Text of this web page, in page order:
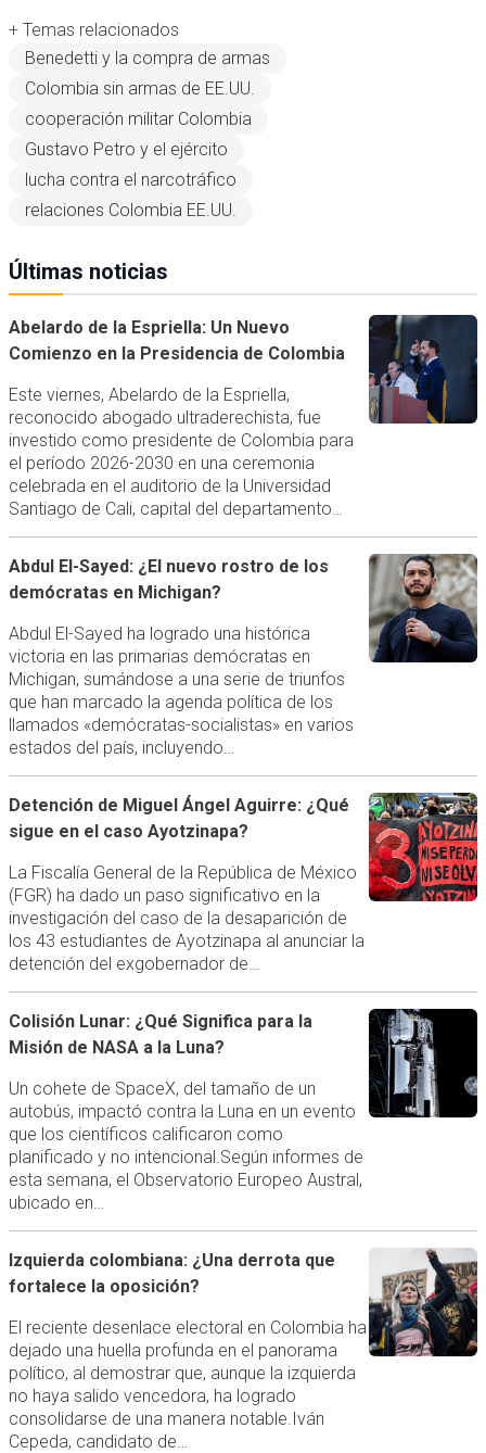
+ Temas relacionados
Benedetti y la compra de armas
Colombia sin armas de EE.UU.
cooperación militar Colombia
Gustavo Petro y el ejército
lucha contra el narcotráfico
relaciones Colombia EE.UU.
Últimas noticias
Abelardo de la Espriella: Un Nuevo
Comienzo en la Presidencia de Colombia
Este viernes, Abelardo de la Espriella,
reconocido abogado ultraderechista, fue
investido como presidente de Colombia para
el período 2026-2030 en una ceremonia
celebrada en el auditorio de la Universidad
Santiago de Cali, capital del departamento…
Abdul El-Sayed: ¿El nuevo rostro de los
demócratas en Michigan?
Abdul El-Sayed ha logrado una histórica
victoria en las primarias demócratas en
Michigan, sumándose a una serie de triunfos
que han marcado la agenda política de los
llamados «demócratas-socialistas» en varios
estados del país, incluyendo…
Detención de Miguel Ángel Aguirre: ¿Qué
sigue en el caso Ayotzinapa?
La Fiscalía General de la República de México
(FGR) ha dado un paso significativo en la
investigación del caso de la desaparición de
los 43 estudiantes de Ayotzinapa al anunciar la
detención del exgobernador de…
Colisión Lunar: ¿Qué Significa para la
Misión de NASA a la Luna?
Un cohete de SpaceX, del tamaño de un
autobús, impactó contra la Luna en un evento
que los científicos calificaron como
planificado y no intencional.Según informes de
esta semana, el Observatorio Europeo Austral,
ubicado en…
Izquierda colombiana: ¿Una derrota que
fortalece la oposición?
El reciente desenlace electoral en Colombia ha
dejado una huella profunda en el panorama
político, al demostrar que, aunque la izquierda
no haya salido vencedora, ha logrado
consolidarse de una manera notable.Iván
Cepeda, candidato de…